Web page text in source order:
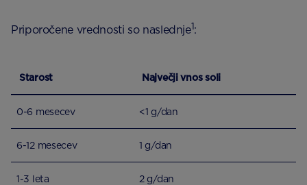
Priporočene vrednosti so naslednje1:
Starost Največji vnos soli
0-6 mesecev <1 g/dan
6-12 mesecev 1 g/dan
1-3 leta 2 g/dan